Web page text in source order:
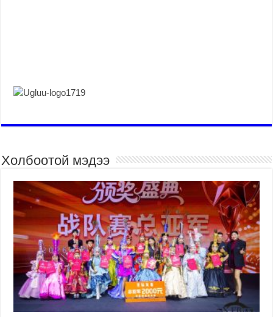
Холбоотой мэдээ